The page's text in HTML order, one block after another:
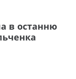
в останню